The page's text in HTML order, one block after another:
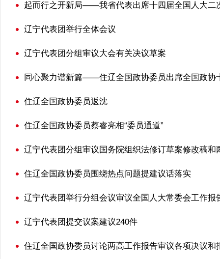
起而行之开新局——我省代表出席十四届全国人大二
辽宁代表团举行全体会议
辽宁代表团分组审议大会有关决议草案
同心聚力谱新篇——住辽全国政协委员出席全国政协
住辽全国政协委员返沈
住辽全国政协委员蔡睿亮相“委员通道”
辽宁代表团分组审议国务院组织法修订草案修改稿和
住辽全国政协委员围绕热点问题提建议话落实
辽宁代表团举行分组会议审议全国人大常委会工作报
辽宁代表团提交议案建议240件
住辽全国政协委员讨论两高工作报告审议各项决议和